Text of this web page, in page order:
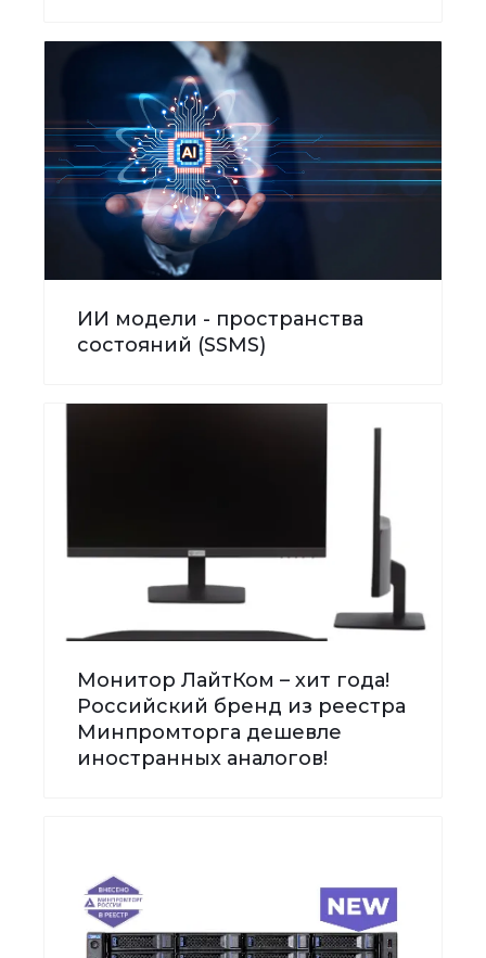
ИИ модели - пространства
состояний (SSMS)
Монитор ЛайтКом – хит года!
Российский бренд из реестра
Минпромторга дешевле
иностранных аналогов!